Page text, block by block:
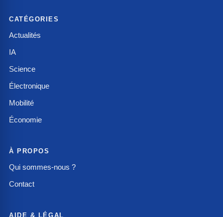
CATÉGORIES
Actualités
IA
Science
Électronique
Mobilité
Économie
À PROPOS
Qui sommes-nous ?
Contact
AIDE & LÉGAL